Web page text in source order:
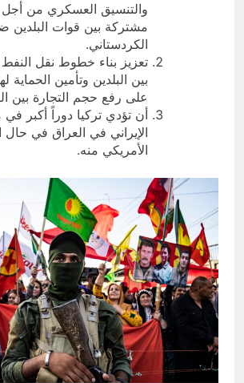
والتنسيق العسكري من
مشتركة بين قوات البلدين
الكردستاني.
تعزيز بناء خطوط نقل النفط
بين البلدين وتأمين الحماية
على رفع حجم التجارة بين
أن تؤدي تركيا دوراً أكبر في
الإيراني في العراق في حال
الأمريكي منه.